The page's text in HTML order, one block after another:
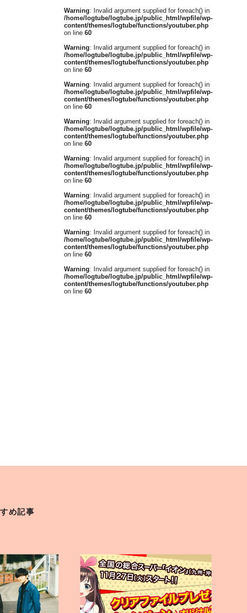
Warning: Invalid argument supplied for foreach() in
/home/logtube/logtube.jp/public_html/wpfile/wp-
content/themes/logtube/functions/youtuber.php
on line 60
Warning: Invalid argument supplied for foreach() in
/home/logtube/logtube.jp/public_html/wpfile/wp-
content/themes/logtube/functions/youtuber.php
on line 60
Warning: Invalid argument supplied for foreach() in
/home/logtube/logtube.jp/public_html/wpfile/wp-
content/themes/logtube/functions/youtuber.php
on line 60
Warning: Invalid argument supplied for foreach() in
/home/logtube/logtube.jp/public_html/wpfile/wp-
content/themes/logtube/functions/youtuber.php
on line 60
Warning: Invalid argument supplied for foreach() in
/home/logtube/logtube.jp/public_html/wpfile/wp-
content/themes/logtube/functions/youtuber.php
on line 60
Warning: Invalid argument supplied for foreach() in
/home/logtube/logtube.jp/public_html/wpfile/wp-
content/themes/logtube/functions/youtuber.php
on line 60
Warning: Invalid argument supplied for foreach() in
/home/logtube/logtube.jp/public_html/wpfile/wp-
content/themes/logtube/functions/youtuber.php
on line 60
Warning: Invalid argument supplied for foreach() in
/home/logtube/logtube.jp/public_html/wpfile/wp-
content/themes/logtube/functions/youtuber.php
on line 60
め記事